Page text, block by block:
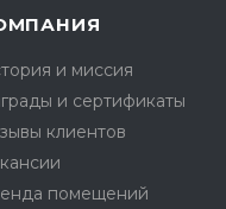
и миссия
и сертификаты
клиентов
помещений